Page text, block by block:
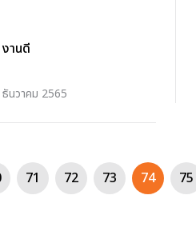
านดี
นวาคม 2565
71 72 73 74 75